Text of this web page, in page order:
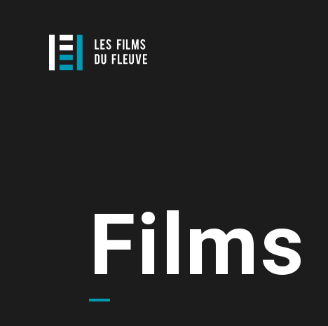
Films